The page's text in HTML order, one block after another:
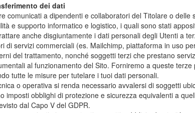
dei dati
comunicati a dipendenti e collaboratori del Titolare o
e supporto informatico e logistico, i quali sono stati
anche disgiuntamente i dati personali degli Utenti a
di servizi commerciali (es. Mailchimp, piattaforma in uso
del trattamento, nonché soggetti terzi che prestano
al funzionamento del Sito. Forniremo a queste
tutte le misure per tutelare i tuoi dati personali.
o operativa si renda necessario avvalersi di soggetti
imposti obblighi di protezione e sicurezza equivalenti a
dal Capo V del GDPR.